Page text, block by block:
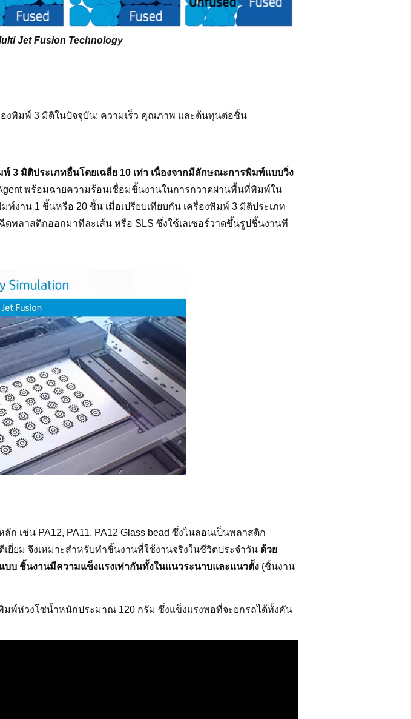
Jet Fusion Technology
งพิมพ์ 3 มิติในปัจจุบัน: ความเร็ว คุณภาพ และต้นทุนต่อชิ้น
3 มิติประเภทอื่นโดยเฉลี่ย 10 เท่า เนื่องจากมีลักษณะการพิมพ์แบบวิ่ง
พร้อมฉายความร้อนเชื่อมชิ้นงานในการกวาดผ่านพื้นที่พิมพ์ใน
งาน 1 ชิ้นหรือ 20 ชิ้น เมื่อเปรียบเทียบกัน เครื่องพิมพ์ 3 มิติประเภท
พลาสติกออกมาทีละเส้น หรือ SLS ซึ่งใช้เลเซอร์วาดขึ้นรูปชิ้นงานที
ก เช่น PA12, PA11, PA12 Glass bead ซึ่งไนลอนเป็นพลาสติก
ยม จึงเหมาะสำหรับทำชิ้นงานที่ใช้งานจริงในชีวิตประจำวัน ด้วย
บ ชิ้นงานมีความแข็งแรงเท่ากันทั้งในแนวระนาบและแนวตั้ง (ชิ้นงาน
พ์ห่วงโซ่น้ำหนักประมาณ 120 กรัม ซึ่งแข็งแรงพอที่จะยกรถได้ทั้งคัน